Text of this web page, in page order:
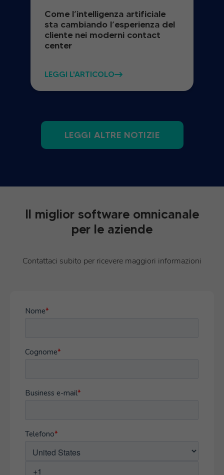
Come l’intelligenza artificiale
sta cambiando l’esperienza del
cliente nei moderni contact
center
LEGGI L'ARTICOLO
LEGGI ALTRE NOTIZIE
Il miglior software omnicanale
per le aziende
Contattaci subito per ricevere maggiori informazioni